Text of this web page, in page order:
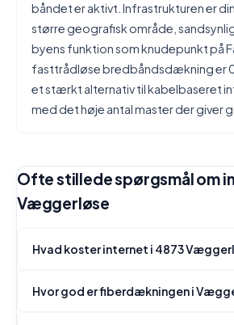
båndet er aktivt. Infrastrukturen er
større geografisk område,
byens funktion som knudepunkt på
fasttrådløse bredbåndsdækning er
et stærkt alternativ til kabelbaseret
med det høje antal master der giver
Ofte stillede spørgsmål om
Væggerløse
Hvad koster internet i 4873
Hvor god er fiberdækningen i